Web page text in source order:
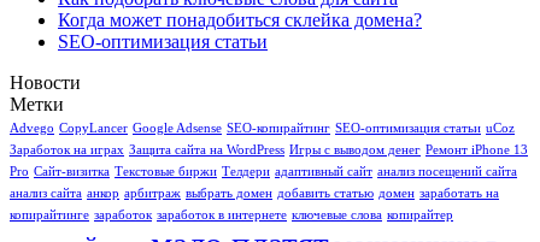
Когда может понадобиться склейка домена?
SEO-оптимизация статьи
Новости
Метки
Advego CopyLancer Google Adsense SEO-копирайтинг SEO-оптимизация статьи uCoz
Заработок на играх Защита сайта на WordPress Игры с выводом денег Ремонт iPhone 13
Pro Сайт-визитка Текстовые биржи Телдери адаптивный сайт анализ посещений сайта
анализ сайта анкор арбитраж выбрать домен добавить статью домен заработать на
копирайтинге заработок заработок в интернете ключевые слова копирайтер